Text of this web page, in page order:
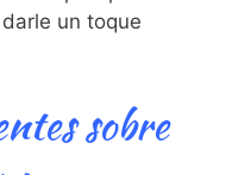
un toque
sobre​